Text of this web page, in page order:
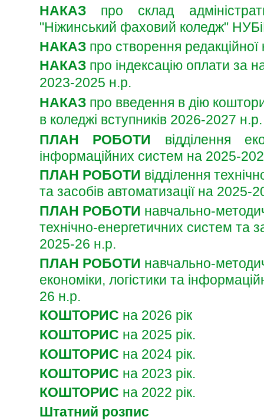
НАКАЗ про склад
"Ніжинський фаховий коледж"
НАКАЗ про створення редакційної
НАКАЗ про індексацію оплати за
2023-2025 н.р.
НАКАЗпро введення в дію
в коледжі вступників 2026-2027 н.р.
ПЛАН РОБОТИ відділення
інформаційних систем на 2025-
ПЛАН РОБОТИ відділення
та засобів автоматизації на 2025-
ПЛАН РОБОТИ навчально-
технічно-енергетичних систем та
2025-26 н.р.
ПЛАН РОБОТИ навчально-
економіки, логістики та
26 н.р.
КОШТОРИС на 2026 рік
КОШТОРИС на 2025 рік.
КОШТОРИС на 2024 рік.
КОШТОРИС на 2023 рік.
КОШТОРИС на 2022 рік.
Штатний розпис